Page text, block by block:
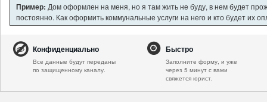
Пример: Дом оформлен на меня, но я там жить не буду, в нем будет
постоянно. Как оформить коммунальные услуги на него и кто будет их
Конфиденциально
Все данные будут переданы
по защищенному каналу.
Быстро
Заполните форму, и уже
через 5 минут с вами
свяжется юрист.